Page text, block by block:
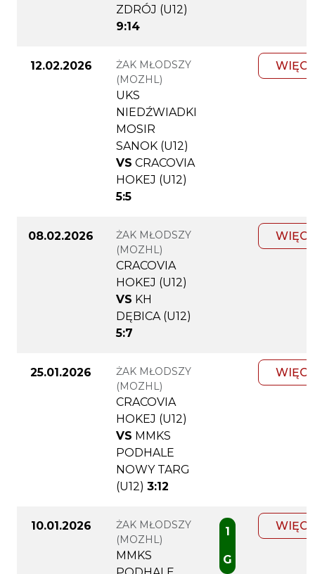
ZDRÓJ (U12)
9:14
12.02.2026
ŻAK MŁODSZY
(MOZHL)
UKS
NIEDŹWIADKI
MOSIR
SANOK (U12)
VS CRACOVIA
HOKEJ (U12)
5:5
08.02.2026
ŻAK MŁODSZY
(MOZHL)
CRACOVIA
HOKEJ (U12)
VS KH
DĘBICA (U12)
5:7
25.01.2026
ŻAK MŁODSZY
(MOZHL)
CRACOVIA
HOKEJ (U12)
VS MMKS
PODHALE
NOWY TARG
(U12) 3:12
10.01.2026
ŻAK MŁODSZY
(MOZHL)
MMKS
1
G